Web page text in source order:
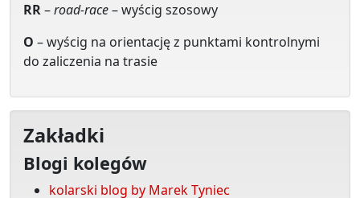
RR–road-race– wyścig szosowy
O – wyścig na orientację z punktami kontrolnymi
do zaliczenia na trasie
Zakładki
Blogi kolegów
kolarski blog by Marek Tyniec